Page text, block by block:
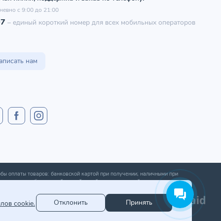
с 9:00 до 21:00
– единый короткий номер для всех мобильных операторов
нам
оплаты товаров: банковской картой при получении; наличными при
оплата банковской картой онлайн; оплата картой рассрочки.
cookie.
Отклонить Принять